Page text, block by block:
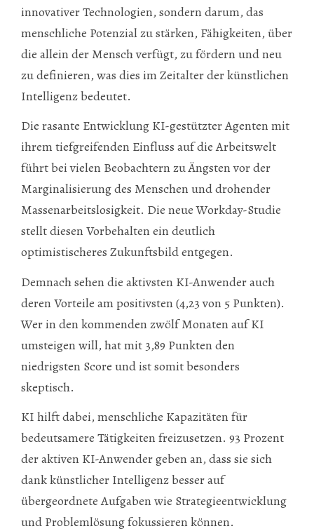
innovativer Technologien, sondern darum, das
menschliche Potenzial zu stärken, Fähigkeiten, über
die allein der Mensch verfügt, zu fördern und neu
zu definieren, was dies im Zeitalter der künstlichen
Intelligenz bedeutet.
Die rasante Entwicklung KI-gestützter Agenten mit
ihrem tiefgreifenden Einfluss auf die Arbeitswelt
führt bei vielen Beobachtern zu Ängsten vor der
Marginalisierung des Menschen und drohender
Massenarbeitslosigkeit. Die neue Workday-Studie
stellt diesen Vorbehalten ein deutlich
optimistischeres Zukunftsbild entgegen.
Demnach sehen die aktivsten KI-Anwender auch
deren Vorteile am positivsten (4,23 von 5 Punkten).
Wer in den kommenden zwölf Monaten auf KI
umsteigen will, hat mit 3,89 Punkten den
niedrigsten Score und ist somit besonders
skeptisch.
KI hilft dabei, menschliche Kapazitäten für
bedeutsamere Tätigkeiten freizusetzen. 93 Prozent
der aktiven KI-Anwender geben an, dass sie sich
dank künstlicher Intelligenz besser auf
übergeordnete Aufgaben wie Strategieentwicklung
und Problemlösung fokussieren können.